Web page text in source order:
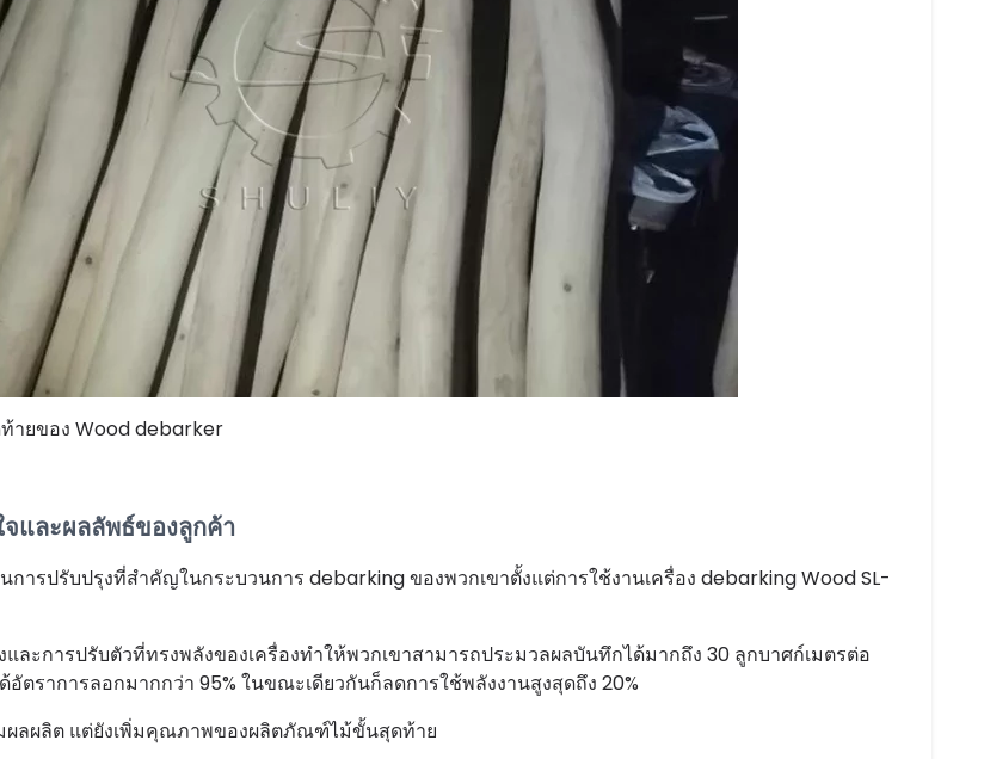
ยของ Wood debarker
และผลลัพธ์ของลูกค้า
การปรับปรุงที่สำคัญในกระบวนการ debarking ของพวกเขาตั้งแต่การใช้งานเครื่อง debarking Wood SL-
ละการปรับตัวที่ทรงพลังของเครื่องทำให้พวกเขาสามารถประมวลผลบันทึกได้มากถึง 30 ลูกบาศก์เมตรต่อ
อัตราการลอกมากกว่า 95% ในขณะเดียวกันก็ลดการใช้พลังงานสูงสุดถึง 20%
มผลผลิต แต่ยังเพิ่มคุณภาพของผลิตภัณฑ์ไม้ขั้นสุดท้าย